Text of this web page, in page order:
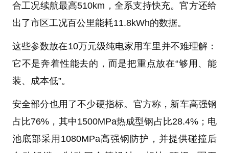
合工况续航最高510km，全系支持快充。官方还给
出了市区工况百公里能耗11.8kWh的数据。
这些参数放在10万元级纯电家用车里并不难理解：
它不是奔着性能去的，而是把重点放在“够用、能
装、成本低”。
安全部分也用了不少硬指标。官方称，新车高强钢
占比76%，其中1500MPa热成型钢占比28.4%；电
池底部采用1080MPa高强钢防护，并提供碰撞后